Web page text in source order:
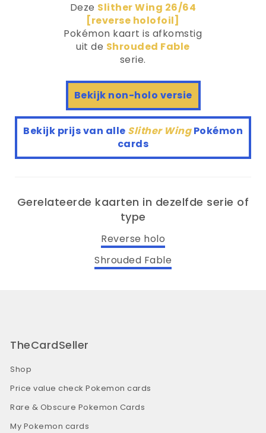
Deze Slither Wing 26/64
[reverse holofoil]
Pokémon kaart is afkomstig
uit de Shrouded Fable
serie.
Bekijk non-holo versie
Bekijk prijs van alle Slither WingPokémon
cards
Gerelateerde kaarten in dezelfde serie of
type
Reverse holo
Shrouded Fable
TheCardSeller
Shop
Price value check Pokemon cards
Rare & Obscure Pokemon Cards
My Pokemon cards